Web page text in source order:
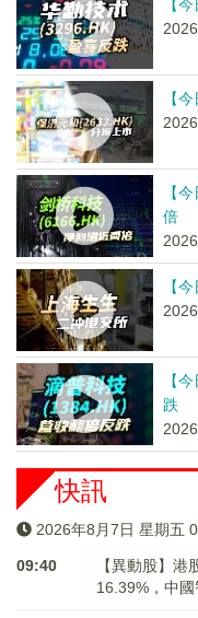
【
【
【
倍
【
【
跌
快訊
2026年8月7日 星期五
09:40
【異動股】
16.39%，中